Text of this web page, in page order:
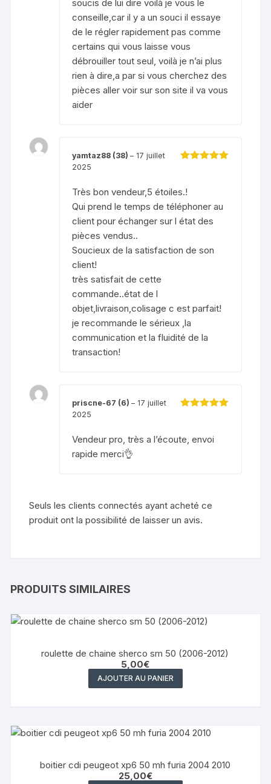
soucis de lui dire voilà je vous le
conseille,car il y a un souci il essaye
de le régler rapidement pas comme
certains qui vous laisse vous
débrouiller tout seul, voilà je n’ai plus
rien à dire,a par si vous cherchez des
pièces aller voir sur son site il va vous
aider
yamtaz88 (38)– 17 juillet
2025
Très bon vendeur,5 étoiles.!
Qui prend le temps de téléphoner au
client pour échanger sur l état des
pièces vendus..
Soucieux de la satisfaction de son
client!
très satisfait de cette
commande..état de l
objet,livraison,colisage c est parfait!
je recommande le sérieux ,la
communication et la fluidité de la
transaction!
priscne-67 (6)– 17 juillet
2025
Vendeur pro, très a l’écoute, envoi
rapide merci👌
Seuls les clients connectés ayant acheté ce
produit ont la possibilité de laisser un avis.
PRODUITS SIMILAIRES
roulette de chaine sherco sm 50 (2006-2012)
5,00€
AJOUTER AU PANIER
boitier cdi peugeot xp6 50 mh furia 2004 2010
25,00€